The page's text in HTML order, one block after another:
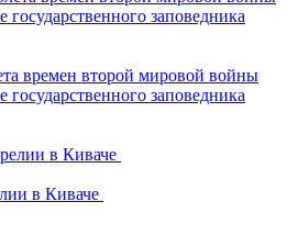
времен второй мировой войны
заповедника
в Киваче